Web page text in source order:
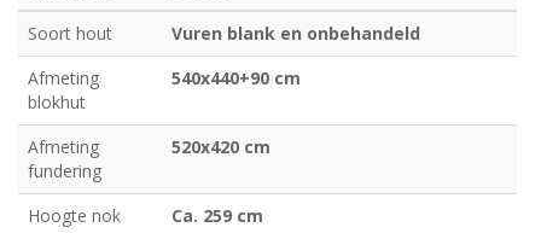
Soort hout
Vuren blank en onbehandeld
Afmeting
blokhut
540x440+90 cm
Afmeting
fundering
520x420 cm
Hoogte nok
Ca. 259 cm